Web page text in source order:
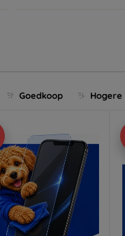
Goedkoop Hogere